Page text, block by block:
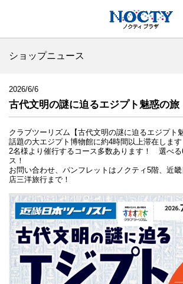
ショップニュース
2026/6/6
古代文明の謎に迫るエジプト魅惑の旅
クラブツーリズム【古代文明の謎に迫るエジプト
話題の大エジプト博物館に約4時間以上滞在します
2名様より催行するコース多数あります！ 選べる
ス！
お問い合わせ、パンフレットはノクティ5階、近
店三洋旅行まで！